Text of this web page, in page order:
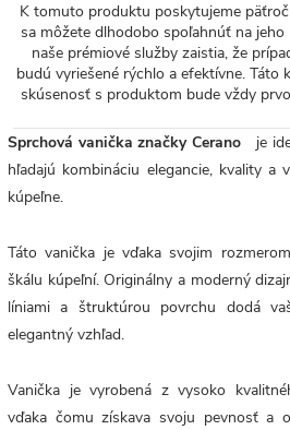
K tomuto produktu poskytujeme
sa môžete dlhodobo spoľahnúť na
naše prémiové služby zaistia, že
budú vyriešené rýchlo a efektívne. Táto
skúsenosť s produktom bude vždy
Sprchová vanička značky Cerano
je
hľadajú kombináciu elegancie, kvality a
kúpeľne.
Táto vanička je vďaka svojim
škálu kúpeľní. Originálny a moderný
líniami a štruktúrou povrchu dodá
elegantný vzhľad.
Vanička je vyrobená z vysoko
vďaka čomu získava svoju pevnosť a